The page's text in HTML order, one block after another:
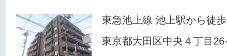
東急池上線 池上駅から徒
東京都大田区中央４丁目